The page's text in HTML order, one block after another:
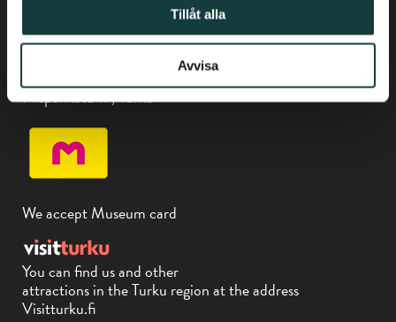
Tillåt alla
Avvisa
Privacy policy
Phone +358-(0) 50 337 6906
Piispankatu 17, Turku
We accept Museum card
You can find us and other
attractions in the Turku region at the address
Visitturku.fi